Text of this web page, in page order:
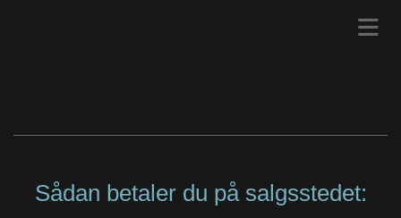
Sådan betaler du på salgsstedet: